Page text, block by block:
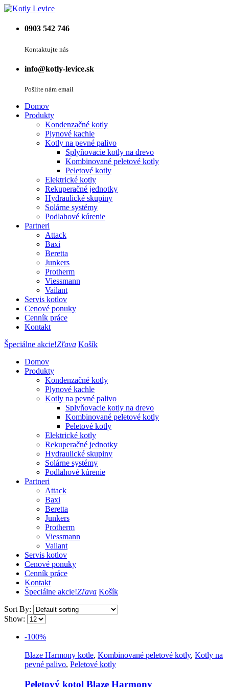
0903 542 746
Kontaktujte nás
info@kotly-levice.sk
Pošlite nám email
Domov
Produkty
Kondenzačné kotly
Plynové kachle
Kotly na pevné palivo
Splyňovacie kotly na drevo
Kombinované peletové kotly
Peletové kotly
Elektrické kotly
Rekuperačné jednotky
Hydraulické skupiny
Solárne systémy
Podlahové kúrenie
Partneri
Attack
Baxi
Beretta
Junkers
Protherm
Viessmann
Vailant
Servis kotlov
Cenové ponuky
Cenník práce
Kontakt
Špeciálne akcie!Zľava Košík
Domov
Produkty
Kondenzačné kotly
Plynové kachle
Kotly na pevné palivo
Splyňovacie kotly na drevo
Kombinované peletové kotly
Peletové kotly
Elektrické kotly
Rekuperačné jednotky
Hydraulické skupiny
Solárne systémy
Podlahové kúrenie
Partneri
Attack
Baxi
Beretta
Junkers
Protherm
Viessmann
Vailant
Servis kotlov
Cenové ponuky
Cenník práce
Kontakt
Špeciálne akcie!Zľava Košík
Sort By:
Show:
-100%
Blaze Harmony kotle, Kombinované peletové kotly, Kotly na
pevné palivo, Peletové kotly
Peletový kotol Blaze Harmony